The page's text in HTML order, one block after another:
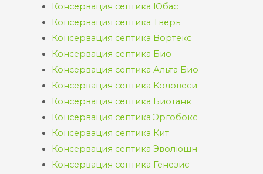
Консервация септика Юбас
Консервация септика Тверь
Консервация септика Вортекс
Консервация септика Био
Консервация септика Альта Био
Консервация септика Коловеси
Консервация септика Биотанк
Консервация септика Эргобокс
Консервация септика Кит
Консервация септика Эволюшн
Консервация септика Генезис